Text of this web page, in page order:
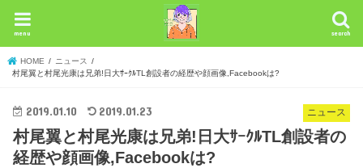
search
menu
HOME
ニュース
村尾翼と村尾光康は兄弟!日大ｻｰｸﾙTL創設者の経歴や顔画像,Facebookは?
ニュース
2019.01.10 2019.01.23
村尾翼と村尾光康は兄弟!日大ｻｰｸﾙTL創設者の
経歴や顔画像,Facebookは?